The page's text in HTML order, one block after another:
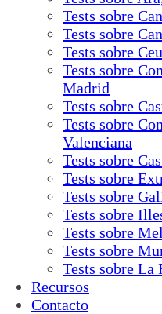
Tests sobre
Tests sobre
Tests sobre
Tests sobre
Madrid
Tests sobre
Tests sobre
Valenciana
Tests sobre
Tests sobre
Tests sobre
Tests sobre
Tests sobre
Tests sobre
Tests sobre La
Recursos
Contacto